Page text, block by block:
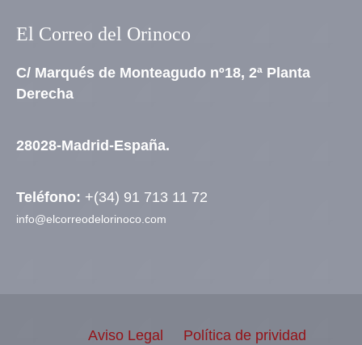
El Correo del Orinoco
C/ Marqués de Monteagudo nº18, 2ª Planta
Derecha
28028-Madrid-España.
Teléfono: +(34) 91 713 11 72
info@elcorreodelorinoco.com
Aviso Legal
Política de prividad